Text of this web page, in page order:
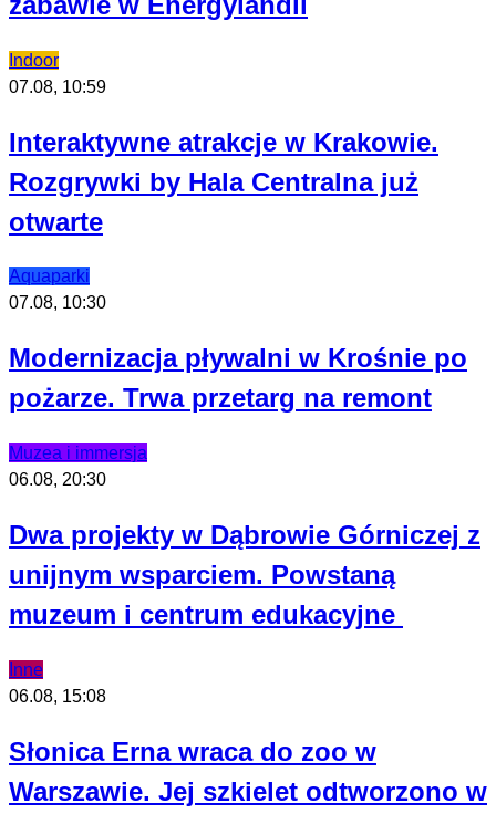
Indoor
07.08, 10:59
Interaktywne atrakcje w Krakowie.
Rozgrywki by Hala Centralna już
otwarte
Aquaparki
07.08, 10:30
Modernizacja pływalni w Krośnie po
pożarze. Trwa przetarg na remont
Muzea i immersja
06.08, 20:30
Dwa projekty w Dąbrowie Górniczej z
unijnym wsparciem. Powstaną
muzeum i centrum edukacyjne
Inne
06.08, 15:08
Słonica Erna wraca do zoo w
Warszawie. Jej szkielet odtworzono w